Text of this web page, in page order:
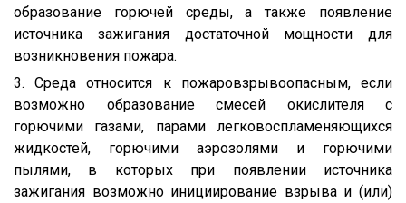
образование горючей среды, а также появление
источника зажигания достаточной мощности для
возникновения пожара.
3. Среда относится к пожаровзрывоопасным, если
возможно образование смесей окислителя с
горючими газами, парами легковоспламеняющихся
жидкостей, горючими аэрозолями и горючими
пылями, в которых при появлении источника
зажигания возможно инициирование взрыва и (или)